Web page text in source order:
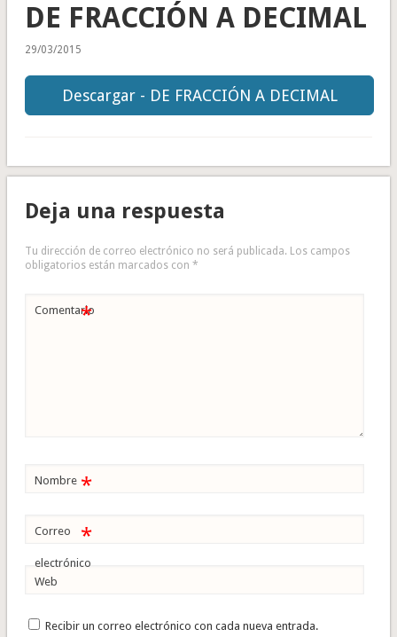
DE FRACCIÓN A DECIMAL
29/03/2015
Descargar - DE FRACCIÓN A DECIMAL
Deja una respuesta
Tu dirección de correo electrónico no será publicada. Los campos
obligatorios están marcados con *
Comentario
*
Nombre *
Correo
electrónico
*
Web
Recibir un correo electrónico con cada nueva entrada.